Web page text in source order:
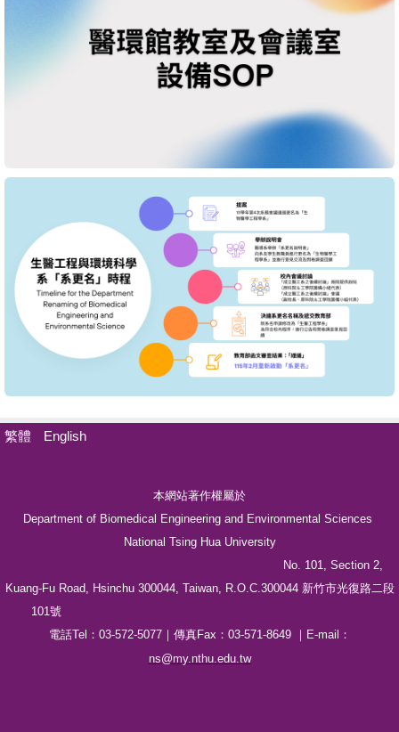
繁體 English
本網站著作權屬於
Department of Biomedical Engineering and Environmental Sciences
National Tsing Hua University
No. 101, Section 2,
Kuang-Fu Road, Hsinchu 300044, Taiwan, R.O.C.300044 新竹市光復路二段
101號
電話Tel：03-572-5077｜傳真Fax：03-571-8649 ｜E-mail：
ns@my.nthu.edu.tw